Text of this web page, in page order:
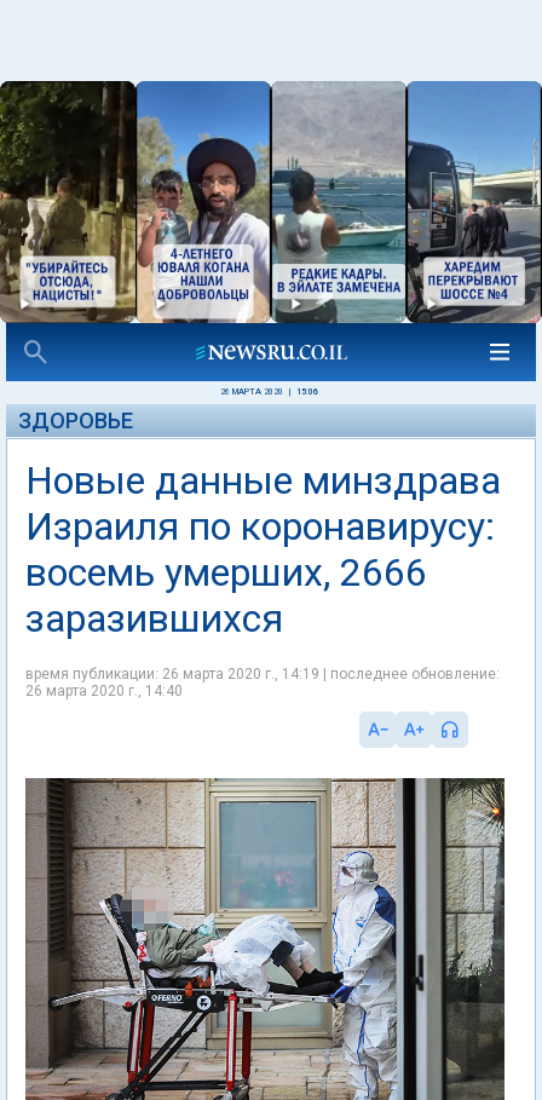
26 МАРТА 2020 15:06
ЗДОРОВЬЕ
Новые данные минздрава
Израиля по коронавирусу:
восемь умерших, 2666
заразившихся
время публикации: 26 марта 2020 г., 14:19 | последнее обновление:
26 марта 2020 г., 14:40